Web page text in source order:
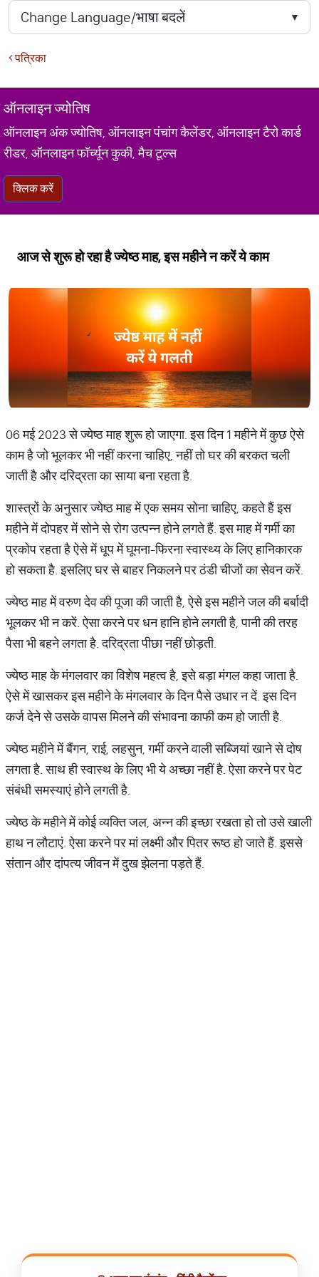
पत्रिका
ऑनलाइन ज्योतिष
ऑनलाइन अंक ज्योतिष, ऑनलाइन पंचांग कैलेंडर, ऑनलाइन टैरो कार्ड
रीडर, ऑनलाइन फॉर्च्यून कुकी, मैच टूल्स
क्लिक करें
आज से शुरू हो रहा है ज्येष्ठ माह, इस महीने न करें ये काम
06 मई 2023 से ज्येष्ठ माह शुरू हो जाएगा. इस दिन 1 महीने में कुछ ऐसे
काम है जो भूलकर भी नहीं करना चाहिए, नहीं तो घर की बरकत चली
जाती है और दरिद्रता का साया बना रहता है.
शास्त्रों के अनुसार ज्येष्ठ माह में एक समय सोना चाहिए, कहते हैं इस
महीने में दोपहर में सोने से रोग उत्पन्न होने लगते हैं. इस माह में गर्मी का
प्रकोप रहता है ऐसे में धूप में घूमना-फिरना स्वास्थ्य के लिए हानिकारक
हो सकता है. इसलिए घर से बाहर निकलने पर ठंडी चीजों का सेवन करें.
ज्येष्ठ माह में वरुण देव की पूजा की जाती है, ऐसे इस महीने जल की बर्बादी
भूलकर भी न करें. ऐसा करने पर धन हानि होने लगती है, पानी की तरह
पैसा भी बहने लगता है. दरिद्रता पीछा नहीं छोड़ती.
ज्येष्ठ माह के मंगलवार का विशेष महत्व है, इसे बड़ा मंगल कहा जाता है.
ऐसे में खासकर इस महीने के मंगलवार के दिन पैसे उधार न दें. इस दिन
कर्ज देने से उसके वापस मिलने की संभावना काफी कम हो जाती है.
ज्येष्ठ महीने में बैंगन, राई, लहसुन, गर्मी करने वाली सब्जियां खाने से दोष
लगता है. साथ ही स्वास्थ के लिए भी ये अच्छा नहीं है. ऐसा करने पर पेट
संबंधी समस्याएं होने लगती है.
ज्येष्ठ के महीने में कोई व्यक्ति जल, अन्न की इच्छा रखता हो तो उसे खाली
हाथ न लौटाएं. ऐसा करने पर मां लक्ष्मी और पितर रूष्ठ हो जाते हैं. इससे
संतान और दांपत्य जीवन में दुख झेलना पड़ते हैं.